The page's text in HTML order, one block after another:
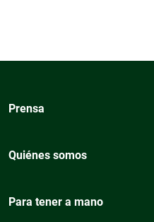
Prensa
Quiénes somos
Para tener a mano